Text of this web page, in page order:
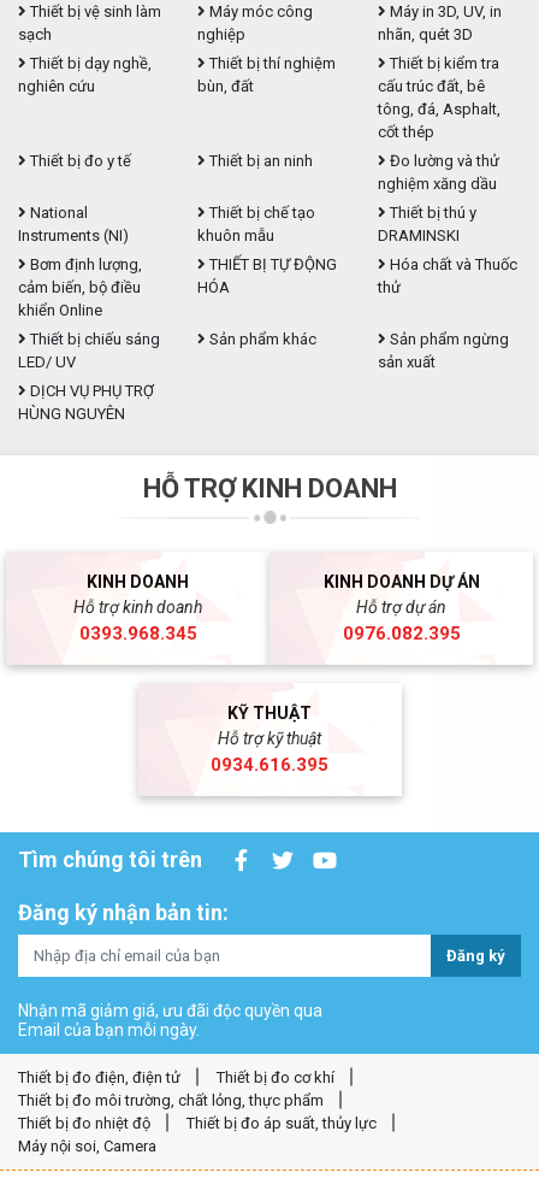
Thiết bị vệ sinh làm
sạch
Máy móc công
nghiệp
Máy in 3D, UV, in
nhãn, quét 3D
Thiết bị dạy nghề,
nghiên cứu
Thiết bị thí nghiệm
bùn, đất
Thiết bị kiểm tra
cấu trúc đất, bê
tông, đá, Asphalt,
cốt thép
Thiết bị đo y tế
Thiết bị an ninh
Đo lường và thử
nghiệm xăng dầu
National
Instruments (NI)
Thiết bị chế tạo
khuôn mẫu
Thiết bị thú y
DRAMINSKI
Bơm định lượng,
cảm biến, bộ điều
khiển Online
THIẾT BỊ TỰ ĐỘNG
HÓA
Hóa chất và Thuốc
thử
Thiết bị chiếu sáng
LED/ UV
Sản phẩm khác
Sản phẩm ngừng
sản xuất
DỊCH VỤ PHỤ TRỢ
HÙNG NGUYÊN
HỖ TRỢ KINH DOANH
KINH DOANH
Hỗ trợ kinh doanh
0393.968.345
KINH DOANH DỰ ÁN
Hỗ trợ dự án
0976.082.395
KỸ THUẬT
Hỗ trợ kỹ thuật
0934.616.395
Tìm chúng tôi trên
Đăng ký nhận bản tin:
Đăng ký
Nhận mã giảm giá, ưu đãi độc quyền qua
Email của bạn mỗi ngày.
Thiết bị đo điện, điện tử
Thiết bị đo cơ khí
Thiết bị đo môi trường, chất lỏng, thực phẩm
Thiết bị đo nhiệt độ
Thiết bị đo áp suất, thủy lực
Máy nội soi, Camera